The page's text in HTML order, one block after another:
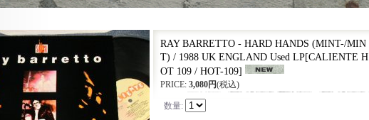
RAY BARRETTO - HARD HANDS (MINT-/MIN
T) / 1988 UK ENGLAND Used LP[CALIENTE H
OT 109 / HOT-109]
PRICE: 3,080円(税込)
数量: